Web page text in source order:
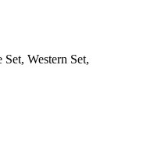
Western Set,